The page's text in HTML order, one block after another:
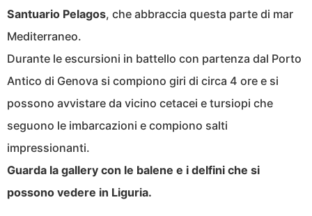
Santuario Pelagos, che abbraccia questa parte di mar
Mediterraneo.
Durante le escursioni in battello con partenza dal Porto
Antico di Genova si compiono giri di circa 4 ore e si
possono avvistare da vicino cetacei e tursiopi che
seguono le imbarcazioni e compiono salti
impressionanti.
Guarda la gallery con le balene e i delfini che si
possono vedere in Liguria.